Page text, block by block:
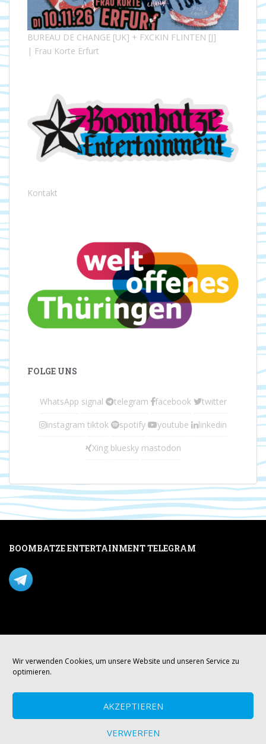
Wir verwenden Cookies, um unsere Website und unseren Service zu
optimieren.
AKZEPTIEREN
VERWERFEN
BUREAU DE CHANGE [UK] + FXCKIN FLINTEN [J]
| Frau Korte Erfurt
Kontakt
FOLGE UNS
WhatsApp signal telegram facebook twitter
instagram tiktok spotify youtube linkedin
Xing bluesky mastodon
BOOMBATZE ENTERTAINMENT TELEGRAM